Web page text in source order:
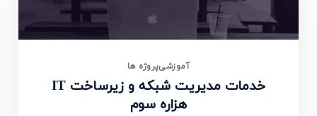
آموزشیپروژه ها
خدمات مدیریت شبکه و زیرساخت IT
هزاره سوم